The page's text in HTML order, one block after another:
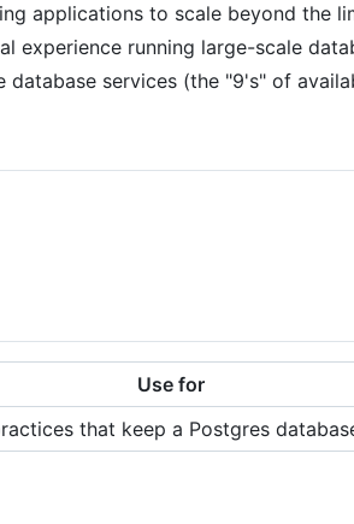
applications to scale beyond the
experience running large-scale
services (the "9's" of
Use for
that keep a Postgres